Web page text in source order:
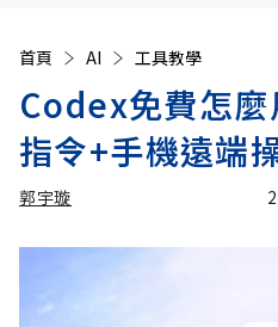
首頁 AI 工具教學
Codex免費怎
指令+手機遠端
郭宇璇